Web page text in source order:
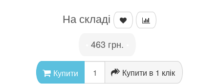
На складі
463 грн.
Купити Купити в 1 клік